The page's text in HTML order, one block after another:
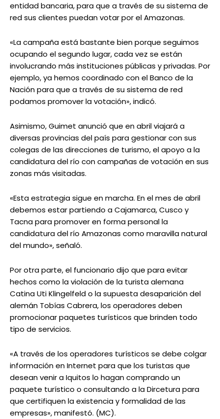
entidad bancaria, para que a través de su sistema de
red sus clientes puedan votar por el Amazonas.
«La campaña está bastante bien porque seguimos
ocupando el segundo lugar, cada vez se están
involucrando más instituciones públicas y privadas. Por
ejemplo, ya hemos coordinado con el Banco de la
Nación para que a través de su sistema de red
podamos promover la votación», indicó.
Asimismo, Guimet anunció que en abril viajará a
diversas provincias del país para gestionar con sus
colegas de las direcciones de turismo, el apoyo a la
candidatura del río con campañas de votación en sus
zonas más visitadas.
«Esta estrategia sigue en marcha. En el mes de abril
debemos estar partiendo a Cajamarca, Cusco y
Tacna para promover en forma personal la
candidatura del río Amazonas como maravilla natural
del mundo», señaló.
Por otra parte, el funcionario dijo que para evitar
hechos como la violación de la turista alemana
Catina Uti Klingelfeld o la supuesta desaparición del
alemán Tobías Cabrera, los operadores deben
promocionar paquetes turísticos que brinden todo
tipo de servicios.
«A través de los operadores turísticos se debe colgar
información en Internet para que los turistas que
desean venir a Iquitos lo hagan comprando un
paquete turístico o consultando a la Dircetura para
que certifiquen la existencia y formalidad de las
empresas», manifestó. (MC).